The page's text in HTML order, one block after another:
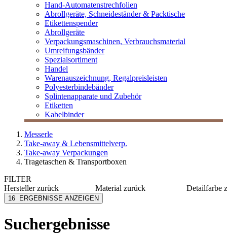
Hand-Automatenstrechfolien
Abrollgeräte, Schneideständer & Packtische
Etikettenspender
Abrollgeräte
Verpackungsmaschinen, Verbrauchsmaterial
Umreifungsbänder
Spezialsortiment
Handel
Warenauszeichnung, Regalpreisleisten
Polyesterbindebänder
Splintenapparate und Zubehör
Etiketten
Kabelbinder
Messerle
Take-away & Lebensmittelverp.
Take-away Verpackungen
Tragetaschen & Transportboxen
FILTER
Herstellerzurück
Carpad
LOGISCH ÖKO
MESSERLE
Material zurück
rPET
Detailfarbe
16 ERGEBNISSE ANZEIGEN
Suchergebnisse